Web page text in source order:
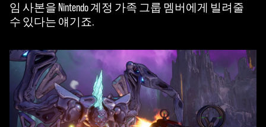
임 사본을 Nintendo 계정 가족 그룹 멤버에게 빌려줄
수 있다는 얘기죠.